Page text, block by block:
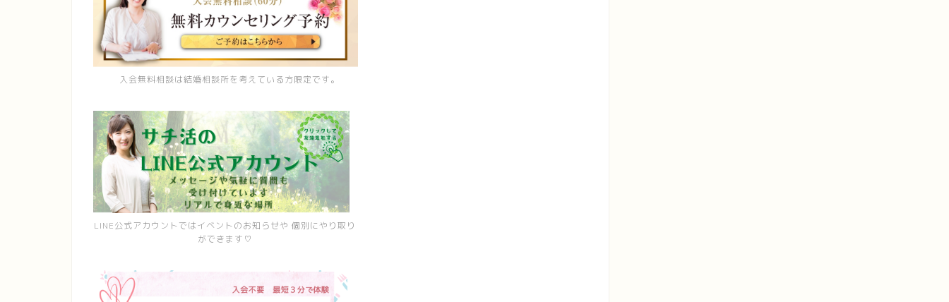
入会無料相談は結婚相談所を考えている方限定です。
LINE公式アカウントではイベントのお知らせや 個別にやり取り
ができます♡